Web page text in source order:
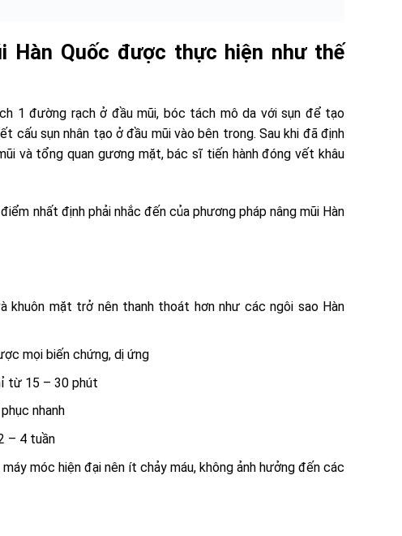
Hàn Quốc được thực hiện như thế
1 đường rạch ở đầu mũi, bóc tách mô da với sụn để tạo
cấu sụn nhân tạo ở đầu mũi vào bên trong. Sau khi đã định
và tổng quan gương mặt, bác sĩ tiến hành đóng vết khâu
nhất định phải nhắc đến của phương pháp nâng mũi Hàn
khuôn mặt trở nên thanh thoát hơn như các ngôi sao Hàn
mọi biến chứng, dị ứng
từ 15 – 30 phút
nhanh
– 4 tuần
móc hiện đại nên ít chảy máu, không ảnh hưởng đến các